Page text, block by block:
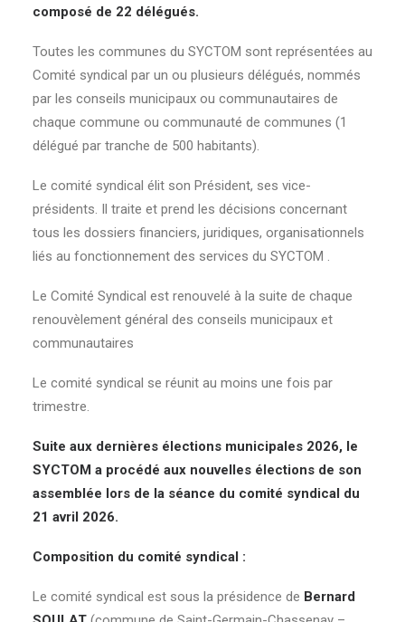
composé de 22 délégués.
Toutes les communes du SYCTOM sont représentées au
Comité syndical par un ou plusieurs délégués, nommés
par les conseils municipaux ou communautaires de
chaque commune ou communauté de communes (1
délégué par tranche de 500 habitants).
Le comité syndical élit son Président, ses vice-
présidents. Il traite et prend les décisions concernant
tous les dossiers financiers, juridiques, organisationnels
liés au fonctionnement des services du SYCTOM .
Le Comité Syndical est renouvelé à la suite de chaque
renouvèlement général des conseils municipaux et
communautaires
Le comité syndical se réunit au moins une fois par
trimestre.
Suite aux dernières élections municipales 2026, le
SYCTOM a procédé aux nouvelles élections de son
assemblée lors de la séance du comité syndical du
21 avril 2026.
Composition du comité syndical :
Le comité syndical est sous la présidence de Bernard